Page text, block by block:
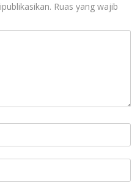
Ruas yang wajib